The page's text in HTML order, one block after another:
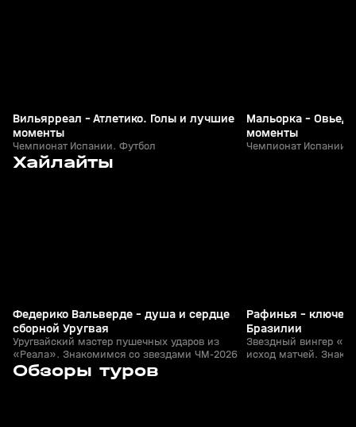
Вильярреал - Атлетико. Голы и лучшие
моменты
Чемпионат Испании. Футбол
Мальорка -
моменты
Чемпионат Испании.
Хайлайты
10 июн, 20:00
Федерико Вальверде - душа и сердце
сборной Уругвая
Уругвайский мастер пушечных ударов из
«Реала». Знакомимся со звездами ЧМ-2026
Рафинья -
Бразилии
Звездный вингер
исход матчей.
Обзоры туров
18 мая, 23:03 15 мая, 21:50